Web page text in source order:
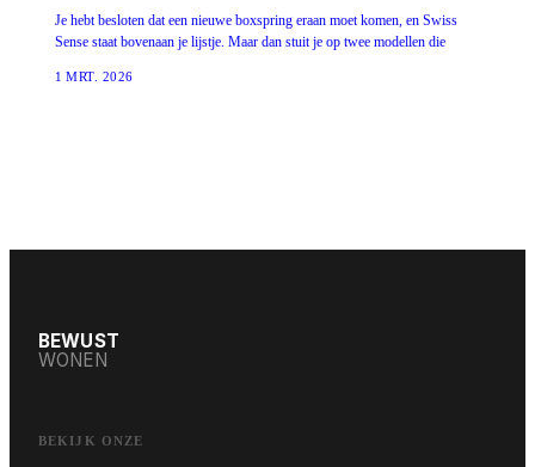
Je hebt besloten dat een nieuwe boxspring eraan moet komen, en Swiss
Sense staat bovenaan je lijstje. Maar dan stuit je op twee modellen die
1 MRT. 2026
BEWUST
WONEN
BEKIJK ONZE